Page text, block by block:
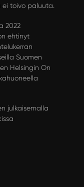
ei toivo paluuta.
2022
ehtinyt
Suomen
Helsingin On
julkaisemalla